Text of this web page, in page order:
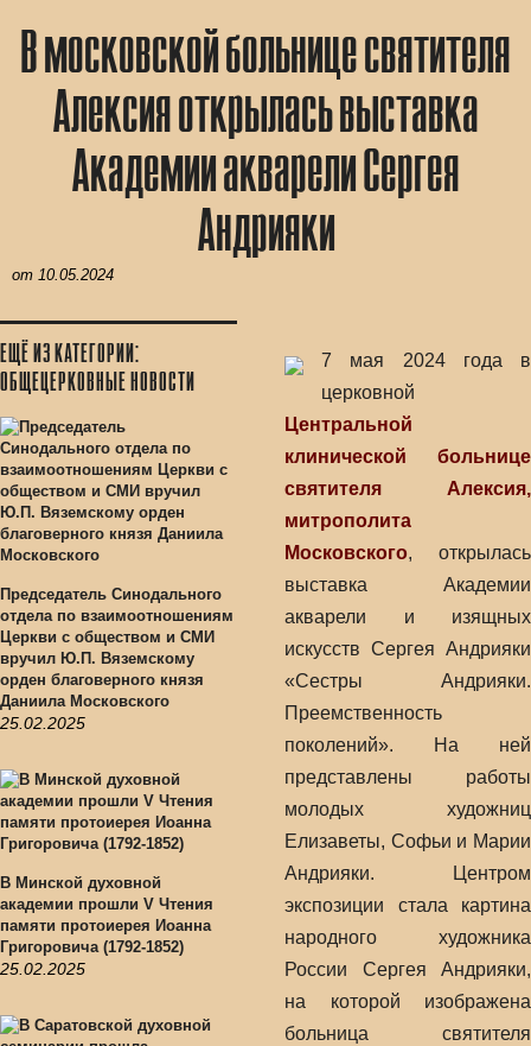
В московской больнице святителя
Алексия открылась выставка
Академии акварели Сергея
Андрияки
от 10.05.2024
ЕЩЁ ИЗ КАТЕГОРИИ:
ОБЩЕЦЕРКОВНЫЕ НОВОСТИ
Председатель Синодального
отдела по взаимоотношениям
Церкви с обществом и СМИ
вручил Ю.П. Вяземскому
орден благоверного князя
Даниила Московского
25.02.2025
В Минской духовной
академии прошли V Чтения
памяти протоиерея Иоанна
Григоровича (1792-1852)
25.02.2025
7 мая 2024 года в
церковной
Центральной
клинической больнице
святителя Алексия,
митрополита
Московского, открылась
выставка Академии
акварели и изящных
искусств Сергея Андрияки
«Сестры Андрияки.
Преемственность
поколений». На ней
представлены работы
молодых художниц
Елизаветы, Софьи и Марии
Андрияки. Центром
экспозиции стала картина
народного художника
России Сергея Андрияки,
на которой изображена
больница святителя